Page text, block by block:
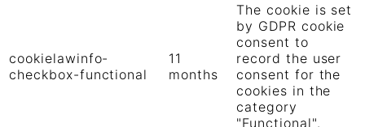
cookielawinfo-
checkbox-functional
11
months
The cookie is set
by GDPR cookie
consent to
record the user
consent for the
cookies in the
category
"Functional".